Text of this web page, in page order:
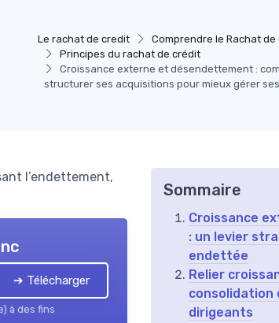
Le rachat de credit
Comprendre le Rachat de
Principes du rachat de crédit
Croissance externe et désendettement :
structurer ses acquisitions pour mieux gérer
l’endettement,
➔ Télécharger
à des fins
Sommaire
Croissance
: un levier
endettée
Relier
consolidation
dirigeants